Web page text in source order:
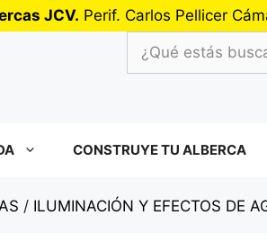
JCV. Perif. Carlos Pellicer
¿Qué
estás
CONSTRUYE TU ALBERCA
/ ILUMINACIÓN Y EFECTOS DE